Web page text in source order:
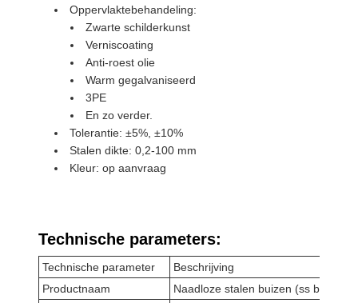
Oppervlaktebehandeling:
Zwarte schilderkunst
Verniscoating
Anti-roest olie
Warm gegalvaniseerd
3PE
En zo verder.
Tolerantie: ±5%, ±10%
Stalen dikte: 0,2-100 mm
Kleur: op aanvraag
Technische parameters:
Technische parameter
Beschrijving
Productnaam
Naadloze stalen buizen (ss buizen)